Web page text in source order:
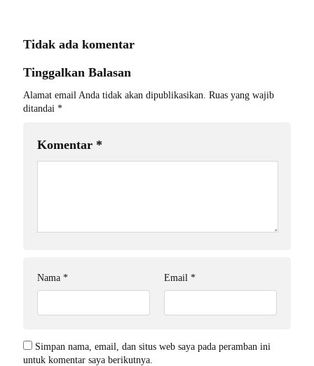
Tidak ada komentar
Tinggalkan Balasan
Alamat email Anda tidak akan dipublikasikan. Ruas yang wajib
ditandai *
Komentar *
Nama * Email *
Simpan nama, email, dan situs web saya pada peramban ini
untuk komentar saya berikutnya.